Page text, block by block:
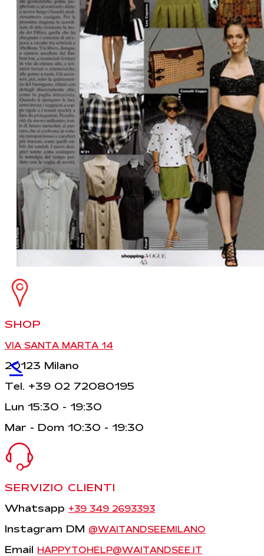
<
SHOP
VIA SANTA MARTA 14
20123 Milano
Tel. +39 02 72080195
Lun 15:30 - 19:30
Mar - Dom 10:30 - 19:30
SERVIZIO CLIENTI
Whatsapp +39 349 2693393
Instagram DM @WAITANDSEEMILANO
Email HAPPYTOHELP@WAITANDSEE.IT